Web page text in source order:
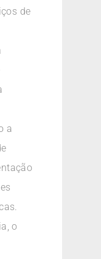
de
a
o